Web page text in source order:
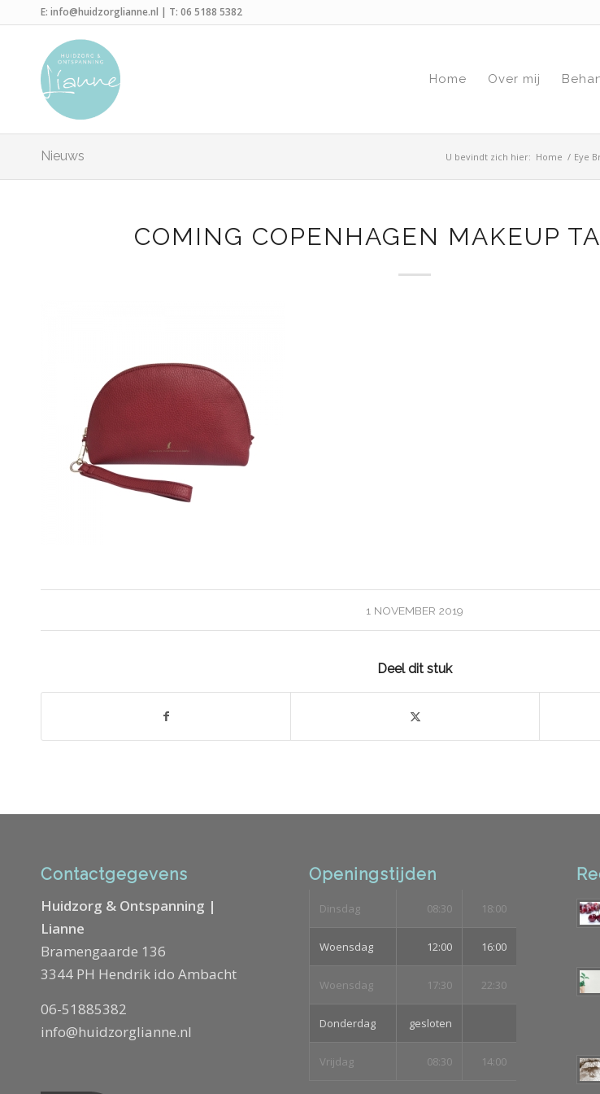
E: info@huidzorglianne.nl | T: 06 5188 5382
Home Over mij
Nieuws U bevindt zich hier: Home / Eye
COMING COPENHAGEN MAKEUP
1 NOVEMBER 2019
Deel dit stuk
Contactgegevens
Huidzorg & Ontspanning |
Lianne
Bramengaarde 136
3344 PH Hendrik ido Ambacht
06-51885382
info@huidzorglianne.nl
Openingstijden
Dinsdag 08:30 18:00
Woensdag 12:00 16:00
Woensdag 17:30 22:30
Donderdag gesloten
Vrijdag 08:30 14:00